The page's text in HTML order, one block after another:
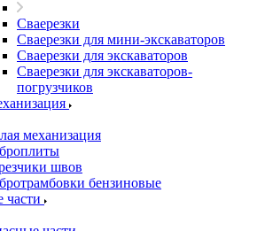
Сваерезки
Сваерезки для мини-экскаваторов
Сваерезки для экскаваторов
Сваерезки для экскаваторов-
погрузчиков
механизация
швов
бензиновые
части